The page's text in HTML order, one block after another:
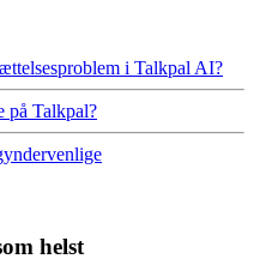
i Talkpal AI?
Talkpal?
helst